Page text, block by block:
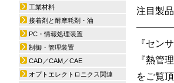
注目製
『セン
『熱管
をご覧
工業材料
接着剤と耐摩耗剤・油
PC・情報処理装置
制御・管理装置
CAD／CAM／CAE
オプトエレクトロニクス関連